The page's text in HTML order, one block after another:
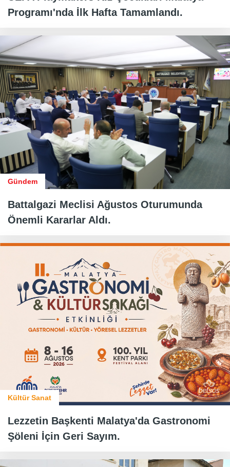
Programı'nda İlk Hafta Tamamlandı.
Gündem
Battalgazi Meclisi Ağustos Oturumunda
Önemli Kararlar Aldı.
Kültür Sanat
Lezzetin Başkenti Malatya'da Gastronomi
Şöleni İçin Geri Sayım.